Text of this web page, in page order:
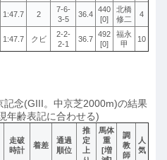
1:47.7 2
7-6-
3-5
36.4
440
[0]
北橋
修二
4
1:47.7 クビ
2-2-
2-1
36.7
492
[0]
福永
甲
10
念(GIII。中京芝2000m)の結果
年齢表記に合わせる)
走破
時計
着差
通過
順位
推
定
上
馬体
重
[増
調
教
師
人
気